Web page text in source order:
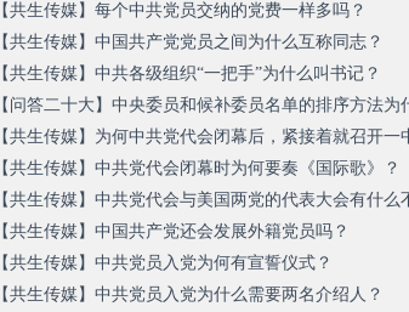
【共生传媒】每个中共党员交纳的党费一样多吗？
【共生传媒】中国共产党党员之间为什么互称同志？
【共生传媒】中共各级组织“一把手”为什么叫书记？
【问答二十大】中央委员和候补委员名单的排序方法为
【共生传媒】为何中共党代会闭幕后，紧接着就召开一
【共生传媒】中共党代会闭幕时为何要奏《国际歌》？
【共生传媒】中共党代会与美国两党的代表大会有什么
【共生传媒】中国共产党还会发展外籍党员吗？
【共生传媒】中共党员入党为何有宣誓仪式？
【共生传媒】中共党员入党为什么需要两名介绍人？